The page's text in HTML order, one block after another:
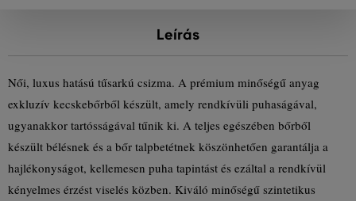
Leírás
Női, luxus hatású tűsarkú csizma. A prémium minőségű anyag
exkluzív kecskebőrből készült, amely rendkívüli puhaságával,
ugyanakkor tartósságával tűnik ki. A teljes egészében bőrből
készült bélésnek és a bőr talpbetétnek köszönhetően garantálja a
hajlékonyságot, kellemesen puha tapintást és ezáltal a rendkívül
kényelmes érzést viselés közben. Kiváló minőségű szintetikus